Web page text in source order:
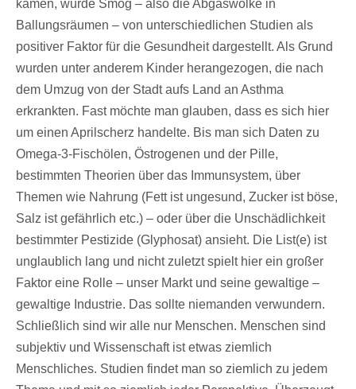
kamen, wurde Smog – also die Abgaswolke in
Ballungsräumen – von unterschiedlichen Studien als
positiver Faktor für die Gesundheit dargestellt. Als Grund
wurden unter anderem Kinder herangezogen, die nach
dem Umzug von der Stadt aufs Land an Asthma
erkrankten. Fast möchte man glauben, dass es sich hier
um einen Aprilscherz handelte. Bis man sich Daten zu
Omega-3-Fischölen, Östrogenen und der Pille,
bestimmten Theorien über das Immunsystem, über
Themen wie Nahrung (Fett ist ungesund, Zucker ist böse,
Salz ist gefährlich etc.) – oder über die Unschädlichkeit
bestimmter Pestizide (Glyphosat) ansieht. Die List(e) ist
unglaublich lang und nicht zuletzt spielt hier ein großer
Faktor eine Rolle – unser Markt und seine gewaltige –
gewaltige Industrie. Das sollte niemanden verwundern.
Schließlich sind wir alle nur Menschen. Menschen sind
subjektiv und Wissenschaft ist etwas ziemlich
Menschliches. Studien findet man so ziemlich zu jedem